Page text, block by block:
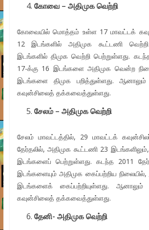
கோவை – அதிமுக வெற்றி
கோவையில் மொத்தம் உள்ள 17 மாவட்டக்
12 இடங்களில் அதிமுக கூட்டணி
இடங்களில் திமுக வெற்றி பெற்றுள்ளது.
17-க்கு 16 இடங்களை அதிமுக வென்ற
இடங்களை திமுக பறித்துள்ளது.
கவுன்சிலைத் தக்கவைத்துள்ளது.
சேலம் – அதிமுக வெற்றி
சேலம் மாவட்டத்தில், 29 மாவட்டக்
தேர்தலில், அதிமுக கூட்டணி 23
இடங்களைப் பெற்றுள்ளது. கடந்த 2011
இடங்களையும் அதிமுக கைப்பற்றிய
இடங்களைக் கைப்பற்றியுள்ளது. ஆனாலும்
கவுன்சிலைத் தக்கவைத்துள்ளது.
தேனி- அதிமுக வெற்றி